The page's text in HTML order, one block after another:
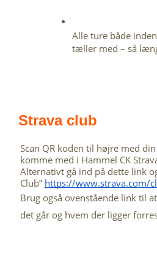
Alle ture både
tæller med – så
Strava club
Scan QR koden til højre med
komme med i Hammel CK
Alternativt gå ind på dette link
Club” https://www.strava.com/
Brug også ovenstående link til
det går og hvem der ligger